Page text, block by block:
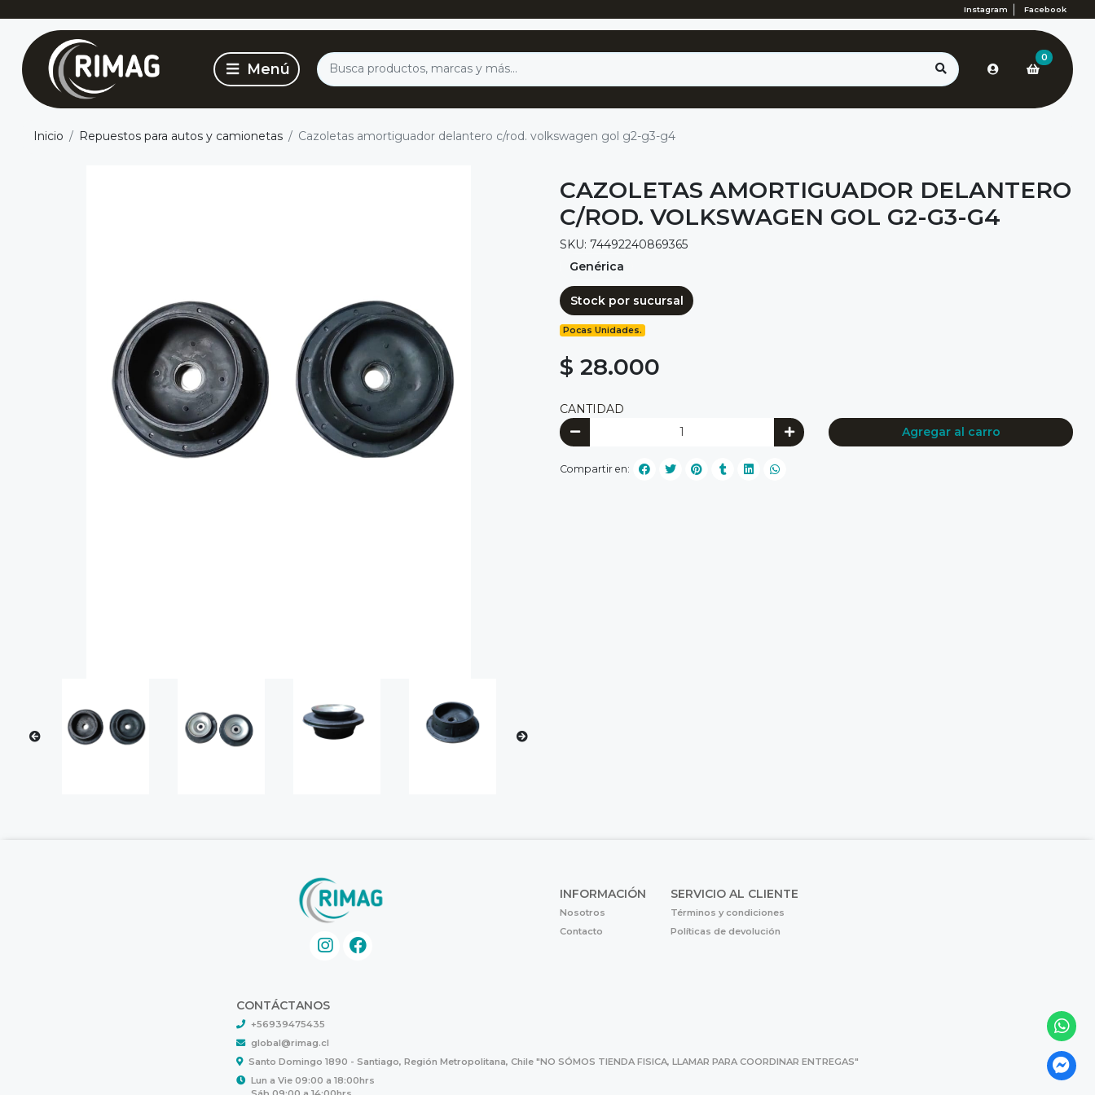
Instagram Facebook
0
Inicio Repuestos para autos y camionetas Cazoletas amortiguador delantero c/rod. volkswagen gol g2-g3-g4
CAZOLETAS AMORTIGUADOR DELANTERO
C/ROD. VOLKSWAGEN GOL G2-G3-G4
SKU: 74492240869365
Genérica
Stock por sucursal
Pocas Unidades.
$ 28.000
CANTIDAD
Agregar al carro
Compartir en:
INFORMACIÓN
Nosotros
Contacto
SERVICIO AL CLIENTE
Términos y condiciones
Políticas de devolución
CONTÁCTANOS
+56939475435
global@rimag.cl
Santo Domingo 1890 - Santiago, Región Metropolitana, Chile "NO SÓMOS TIENDA FISICA, LLAMAR PARA COORDINAR ENTREGAS"
Lun a Vie 09:00 a 18:00hrs